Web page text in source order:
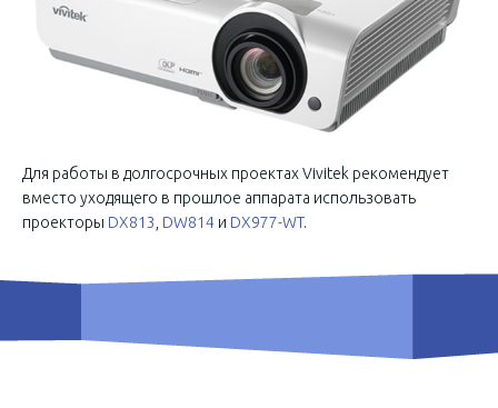
Для работы в долгосрочных проектах Vivitek рекомендует
вместо уходящего в прошлое аппарата использовать
проекторы DX813 DW814 и DX977-WT.